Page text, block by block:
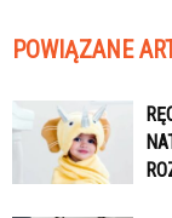
POWIĄZANE